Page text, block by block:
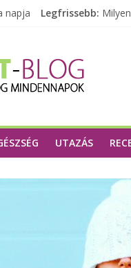
napja Legfrissebb:
A
UTAZÁS